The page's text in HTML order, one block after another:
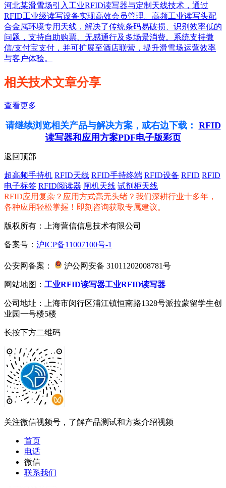
河北某滑雪场引入工业RFID读写器与定制天线技术，通过
RFID工业级读写设备实现高效会员管理。高频工业读写头配
合金属环境专用天线，解决了传统条码易破损、识别效率低的
问题，支持自助购票、无感通行及多场景消费。系统支持微
信/支付宝支付，并可扩展至酒店联营，提升滑雪场运营效率
与客户体验。
相关技术文章分享
查看更多
请继续浏览相关产品与解决方案，或右边下载： RFID
读写器和应用方案PDF电子版彩页
返回顶部
超高频手持机 RFID天线 RFID手持终端 RFID设备 RFID RFID
电子标签 RFID阅读器 闸机天线 试剂柜天线
RFID应用复杂？应用方式毫无头绪？我们深耕行业十多年，
各种应用轻松掌握！即刻咨询获取专属建议。
版权所有：上海营信信息技术有限公司
备案号： 沪ICP备11007100号-1
公安网备案： 沪公网安备 31011202008781号
网站地图： 工业RFID读写器工业RFID读写器
公司地址：上海市闵行区浦江镇恒南路1328号派拉蒙留学生创
业园一号楼5楼
长按下方二维码
关注微信视频号，了解产品测试和方案介绍视频
首页
电话
微信
联系我们